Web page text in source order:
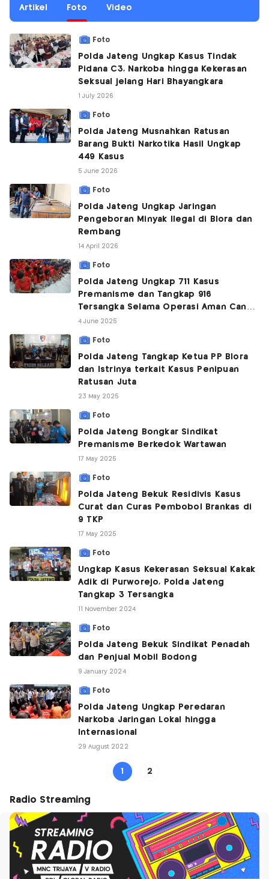
Artikel Foto Video
Foto
Polda Jateng Ungkap Kasus Tindak
Pidana C3, Narkoba hingga Kekerasan
Seksual jelang Hari Bhayangkara
1 July 2026
Foto
Polda Jateng Musnahkan Ratusan
Barang Bukti Narkotika Hasil Ungkap
449 Kasus
5 June 2026
Foto
Polda Jateng Ungkap Jaringan
Pengeboran Minyak Ilegal di Blora dan
Rembang
14 April 2026
Foto
Polda Jateng Ungkap 711 Kasus
Premanisme dan Tangkap 916
Tersangka Selama Operasi Aman Candi
2025
4 June 2025
Foto
Polda Jateng Tangkap Ketua PP Blora
dan Istrinya terkait Kasus Penipuan
Ratusan Juta
23 May 2025
Foto
Polda Jateng Bongkar Sindikat
Premanisme Berkedok Wartawan
17 May 2025
Foto
Polda Jateng Bekuk Residivis Kasus
Curat dan Curas Pembobol Brankas di
9 TKP
17 May 2025
Foto
Ungkap Kasus Kekerasan Seksual Kakak
Adik di Purworejo, Polda Jateng
Tangkap 3 Tersangka
11 November 2024
Foto
Polda Jateng Bekuk Sindikat Penadah
dan Penjual Mobil Bodong
9 January 2024
Foto
Polda Jateng Ungkap Peredaran
Narkoba Jaringan Lokal hingga
Internasional
29 August 2022
1 2
Radio Streaming